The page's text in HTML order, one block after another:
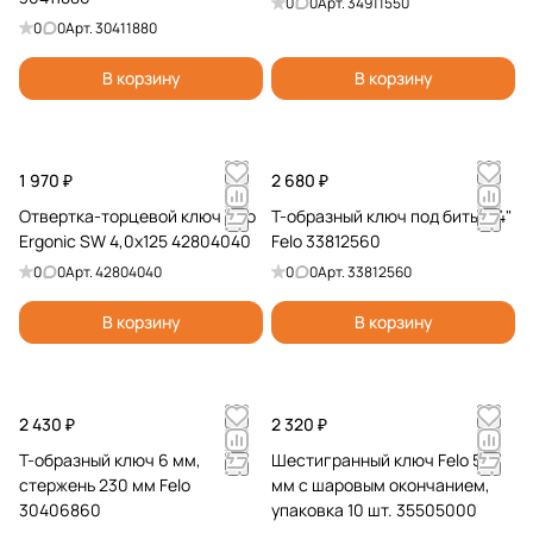
и
0 0Арт.30411880
В корзину В корзину
1 970 ₽
Отвертка-торцевой ключ Felo
Ergonic SW 4,0x125 42804040
0 0Арт.42804040
В корзину
2 680 ₽
Т-образный ключ под биты 1/4"
Felo 33812560
0 0Арт.33812560
В корзину
2 430 ₽
Т-образный ключ 6 мм,
стержень 230 мм Felo
30406860
2 320 ₽
Шестигранный ключ Felo 5,0
мм с шаровым окончанием,
упаковка 10 шт. 35505000